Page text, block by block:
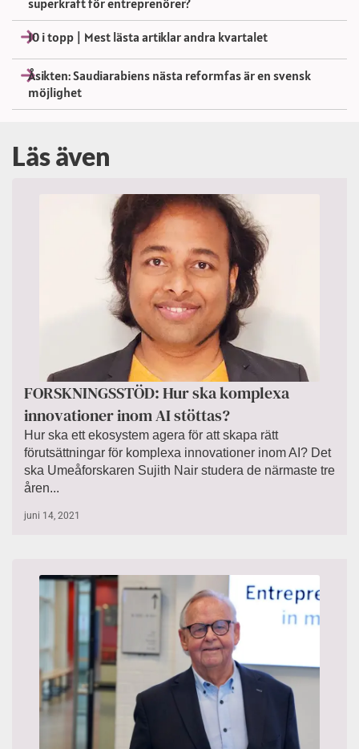
superkraft för entreprenörer?
10 i topp | Mest lästa artiklar andra kvartalet
Åsikten: Saudiarabiens nästa reformfas är en svensk
möjlighet
Läs även
FORSKNINGSSTÖD: Hur ska komplexa
innovationer inom AI stöttas?
Hur ska ett ekosystem agera för att skapa rätt
förutsättningar för komplexa innovationer inom AI? Det
ska Umeåforskaren Sujith Nair studera de närmaste tre
åren...
juni 14, 2021